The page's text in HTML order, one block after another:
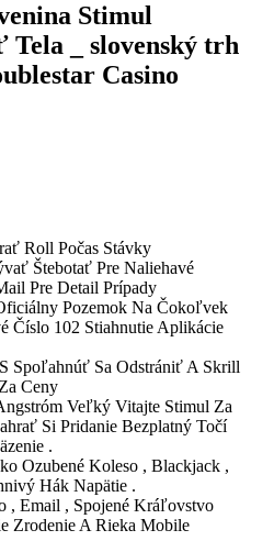
Stimul
Tela _ slovenský trh
Casino
Roll Počas Stávky
Štebotať Pre Naliehavé
Pre Detail Prípady
Pozemok Na Čokoľvek
Číslo 102 Stiahnutie Aplikácie
Spoľahnúť Sa Odstrániť A Skrill
Ceny
Veľký Vitajte Stimul Za
Si Pridanie Bezplatný Točí
.
Ozubené Koleso , Blackjack ,
Hák Napätie .
, Email , Spojené Kráľovstvo
Zrodenie A Rieka Mobile